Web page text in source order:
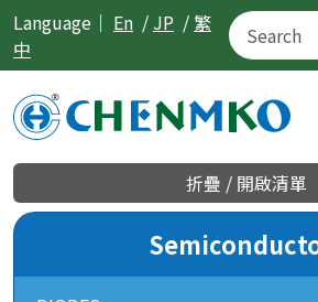
Language｜ En / JP / 繁
中
折疊 / 開啟清單